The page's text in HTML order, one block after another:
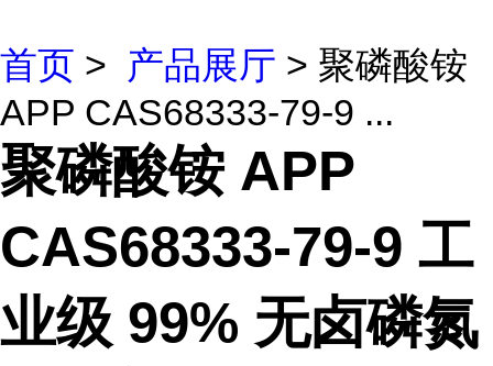
首页 > 产品展厅 > 聚磷酸铵
APP CAS68333-79-9 ...
聚磷酸铵 APP
CAS68333-79-9 工
业级 99% 无卤磷氮